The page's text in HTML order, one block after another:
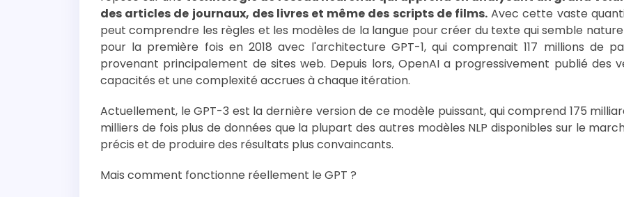
des articles de journaux, des livres et même des scripts de films. Avec cette vaste
peut comprendre les règles et les modèles de la langue pour créer du texte qui semble
pour la première fois en 2018 avec l'architecture GPT-1, qui comprenait 117 millions de
provenant principalement de sites web. Depuis lors, OpenAI a progressivement publié des
capacités et une complexité accrues à chaque itération.
Actuellement, le GPT-3 est la dernière version de ce modèle puissant, qui comprend 175
milliers de fois plus de données que la plupart des autres modèles NLP disponibles sur le
précis et de produire des résultats plus convaincants.
Mais comment fonctionne réellement le GPT ?